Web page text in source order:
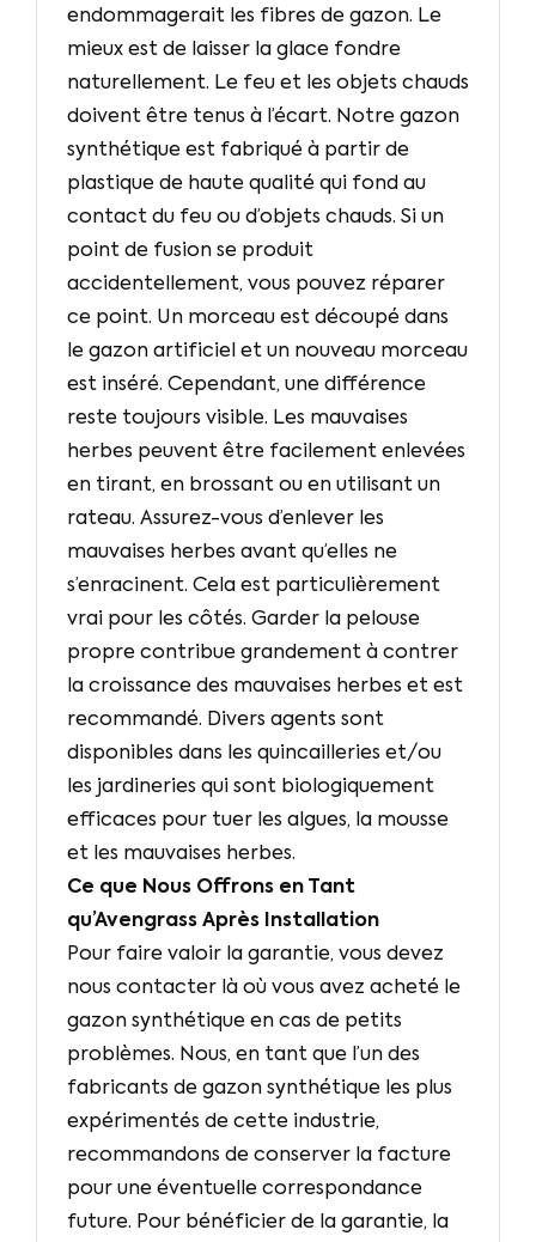
endommagerait les fibres de gazon. Le
mieux est de laisser la glace fondre
naturellement. Le feu et les objets chauds
doivent être tenus à l’écart. Notre gazon
synthétique est fabriqué à partir de
plastique de haute qualité qui fond au
contact du feu ou d’objets chauds. Si un
point de fusion se produit
accidentellement, vous pouvez réparer
ce point. Un morceau est découpé dans
le gazon artificiel et un nouveau morceau
est inséré. Cependant, une différence
reste toujours visible. Les mauvaises
herbes peuvent être facilement enlevées
en tirant, en brossant ou en utilisant un
rateau. Assurez-vous d’enlever les
mauvaises herbes avant qu’elles ne
s’enracinent. Cela est particulièrement
vrai pour les côtés. Garder la pelouse
propre contribue grandement à contrer
la croissance des mauvaises herbes et est
recommandé. Divers agents sont
disponibles dans les quincailleries et/ou
les jardineries qui sont biologiquement
efficaces pour tuer les algues, la mousse
et les mauvaises herbes.
Ce que Nous Offrons en Tant
qu’Avengrass Après Installation
Pour faire valoir la garantie, vous devez
nous contacter là où vous avez acheté le
gazon synthétique en cas de petits
problèmes. Nous, en tant que l’un des
fabricants de gazon synthétique les plus
expérimentés de cette industrie,
recommandons de conserver la facture
pour une éventuelle correspondance
future. Pour bénéficier de la garantie, la